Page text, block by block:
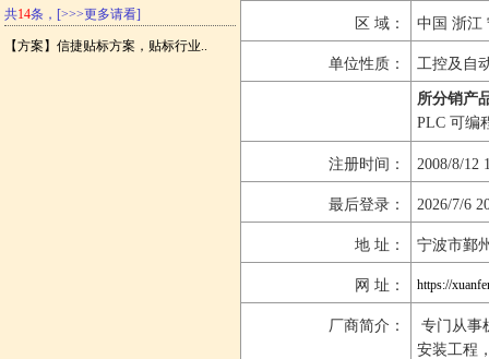
共14条， [>>>更多请看]
【方案】 信捷贴标方案，贴标行业..
区 域： 中国 浙江
单位性质： 工控及自
所分销产
PLC 可编
注册时间： 2008/8/12
最后登录： 2026/7/6
地 址： 宁波市鄞
网 址： https://
厂商简介：
专门从事
安装工程